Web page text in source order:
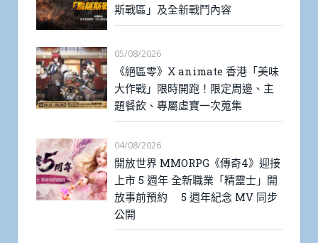
斯戰區」及全新戰鬥內容
05/08/2026
《絕區零》X animate 香港「美味
大作戰」限時開跑！限定周邊、主
題餐飲、專屬虛寶一次蒐集
04/08/2026
開放世界 MMORPG《傳奇4》迎接
上市 5 週年 全新職業「精靈士」開
放事前預約 5 週年紀念 MV 同步
公開